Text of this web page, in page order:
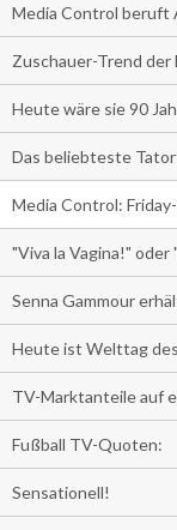
Media Control beruft
Zuschauer-Trend der
Heute wäre sie 90
Das beliebteste
Media Control:
"Viva la Vagina!"
Senna Gammour
Heute ist Welttag
TV-Marktanteile auf
Fußball TV-Quoten:
Sensationell!